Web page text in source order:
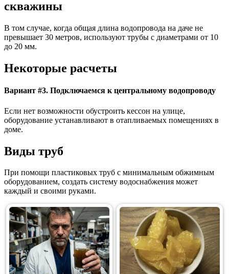
скважины
В том случае, когда общая длина водопровода на даче не
превышает 30 метров, используют трубы с диаметрами от 10
до 20 мм.
Некоторые расчеты
Вариант #3. Подключаемся к центральному водопроводу
Если нет возможности обустроить кессон на улице,
оборудование устанавливают в отапливаемых помещениях в
доме.
Виды труб
При помощи пластиковых труб с минимальным обжимным
оборудованием, создать систему водоснабжения может
каждый и своими руками.